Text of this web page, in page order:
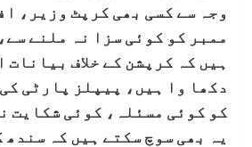
وجہ سے کسی بھی کرپٹ وزیر،
ممبر کو کوئی سزا نہ ملنے
ہیں کہ کرپشن کے خلاف بیانات
دکھا وا ہیں، پیپلز پارٹی
کو کوئی مسئلہ، کوئی شکایت
یہ بھی سوچ سکتے ہیں کہ سندھ